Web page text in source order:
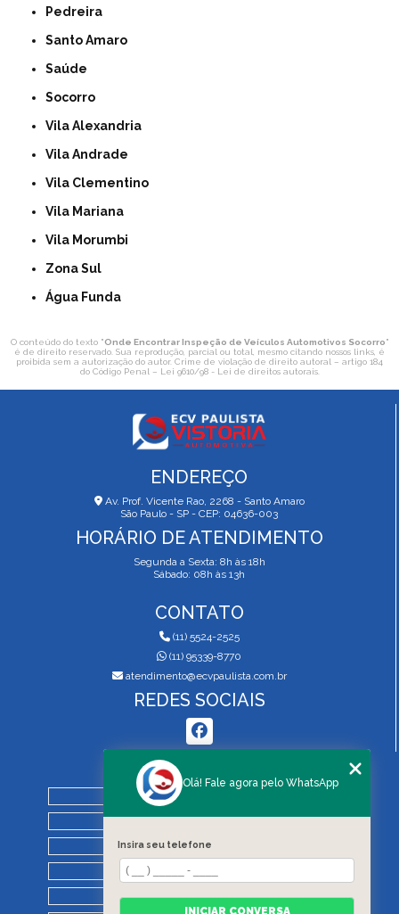
Pedreira
Santo Amaro
Saúde
Socorro
Vila Alexandria
Vila Andrade
Vila Clementino
Vila Mariana
Vila Morumbi
Zona Sul
Água Funda
O conteúdo do texto "Onde Encontrar Inspeção de Veículos Automotivos Socorro"
é de direito reservado. Sua reprodução, parcial ou total, mesmo citando nossos links, é
proibida sem a autorização do autor. Crime de violação de direito autoral – artigo 184
do Código Penal – Lei 9610/98 - Lei de direitos autorais.
ENDEREÇO
Av. Prof. Vicente Rao, 2268 - Santo Amaro
São Paulo - SP - CEP: 04636-003
HORÁRIO DE ATENDIMENTO
Segunda a Sexta: 8h às 18h
Sábado: 08h às 13h
CONTATO
(11) 5524-2525
(11) 95339-8770
atendimento@ecvpaulista.com.br
REDES SOCIAIS
MENU
QUEM SOMOS
SERVIÇOS
BLOG
REGRAS DE VISTORIA
Olá! Fale agora pelo WhatsApp
Insira seu telefone
INICIAR CONVERSA